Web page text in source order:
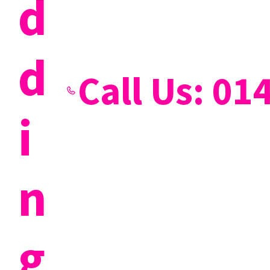
d
d
i
n
Call Us: